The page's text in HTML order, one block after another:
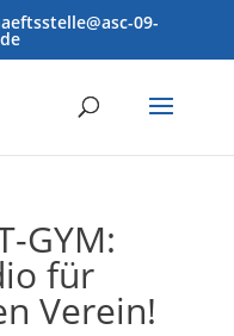
09-
GYM:
für
Verein!